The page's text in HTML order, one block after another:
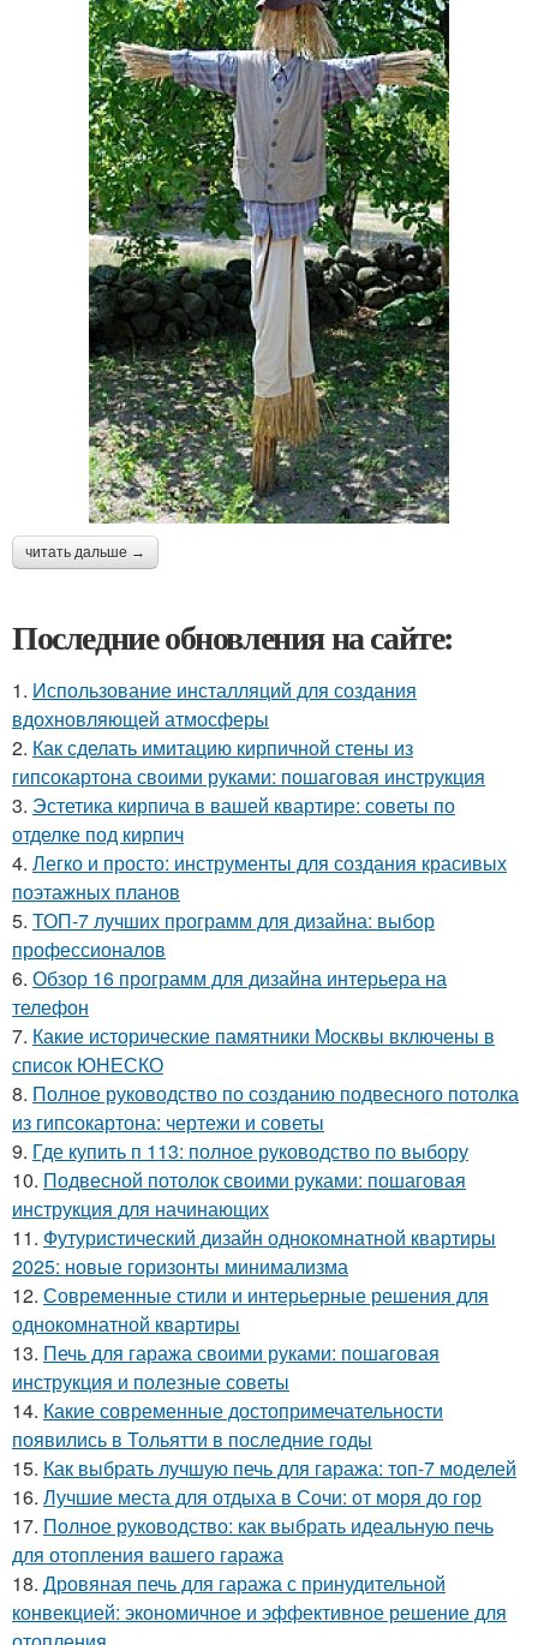
читать дальше →
Последние обновления на сайте:
1. Использование инсталляций для создания
вдохновляющей атмосферы
2. Как сделать имитацию кирпичной стены из
гипсокартона своими руками: пошаговая инструкция
3. Эстетика кирпича в вашей квартире: советы по
отделке под кирпич
4. Легко и просто: инструменты для создания красивых
поэтажных планов
5. ТОП-7 лучших программ для дизайна: выбор
профессионалов
6. Обзор 16 программ для дизайна интерьера на
телефон
7. Какие исторические памятники Москвы включены в
список ЮНЕСКО
8. Полное руководство по созданию подвесного потолка
из гипсокартона: чертежи и советы
9. Где купить п 113: полное руководство по выбору
10. Подвесной потолок своими руками: пошаговая
инструкция для начинающих
11. Футуристический дизайн однокомнатной квартиры
2025: новые горизонты минимализма
12. Современные стили и интерьерные решения для
однокомнатной квартиры
13. Печь для гаража своими руками: пошаговая
инструкция и полезные советы
14. Какие современные достопримечательности
появились в Тольятти в последние годы
15. Как выбрать лучшую печь для гаража: топ-7 моделей
16. Лучшие места для отдыха в Сочи: от моря до гор
17. Полное руководство: как выбрать идеальную печь
для отопления вашего гаража
18. Дровяная печь для гаража с принудительной
конвекцией: экономичное и эффективное решение для